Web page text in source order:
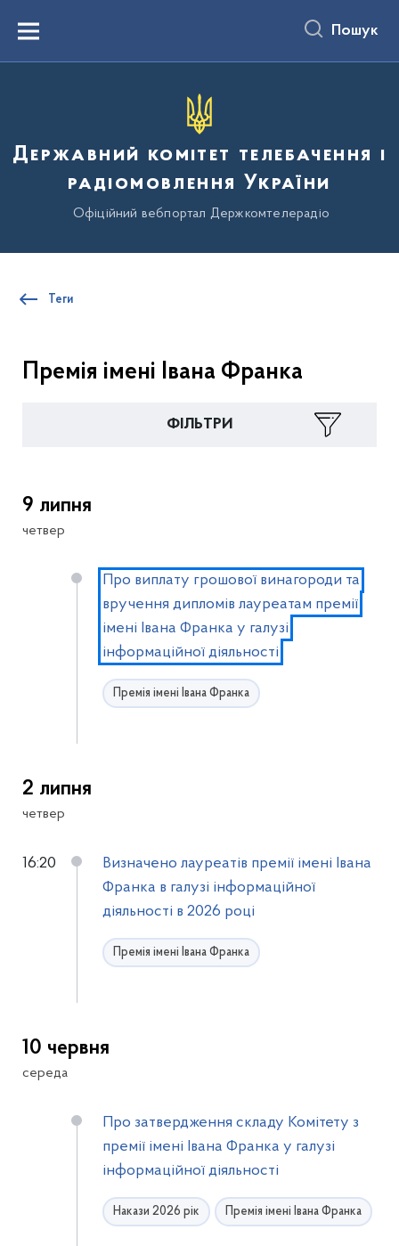
вмістуMenu Пошук
Державний комітет телебачення і
радіомовлення України
Офіційний вебпортал Держкомтелерадіо
Теги
Премія імені Івана Франка
ФІЛЬТРИ
9 липня
четвер
Про виплату грошової винагороди та
вручення дипломів лауреатам премії
імені Івана Франка у галузі
інформаційної діяльності
Премія імені Івана Франка
2 липня
четвер
16:20
Визначено лауреатів премії імені Івана
Франка в галузі інформаційної
діяльності в 2026 році
Премія імені Івана Франка
10 червня
середа
Про затвердження складу Комітету з
премії імені Івана Франка у галузі
інформаційної діяльності
Накази 2026 рік Премія імені Івана Франка